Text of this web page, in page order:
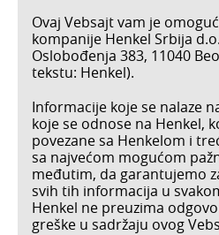
Ovaj Vebsajt vam je
kompanije Henkel Srbija
Oslobođenja 383, 11040
tekstu: Henkel).
Informacije koje se nalaze
koje se odnose na Henkel,
povezane sa Henkelom i
sa najvećom mogućom
međutim, da garantujemo
svih tih informacija u
Henkel ne preuzima
greške u sadržaju ovog